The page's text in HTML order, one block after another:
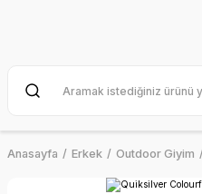
Anasayfa Erkek Outdoor Giyim